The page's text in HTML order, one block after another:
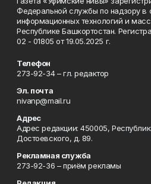
Федеральной службы по надзору в
информационных технологий и
Республике Башкортостан.
02 - 01805 от 19.05.2025 г.
Телефон
273-92-34 – гл. редактор
Эл. почта
nivanp@mail.ru
Адрес
Адрес редакции: 450005,
Достоевского, д. 89.
Рекламная служба
273-92-36 – приём рекламы